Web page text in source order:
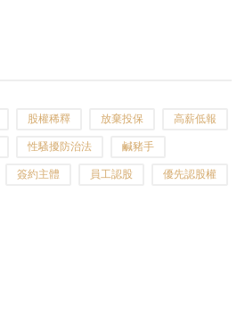
股權稀釋 放棄投保 高薪低報
性騷擾防治法 鹹豬手
簽約主體 員工認股 優先認股權